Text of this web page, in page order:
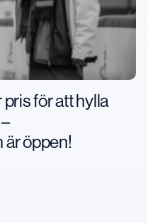
för att hylla
öppen!